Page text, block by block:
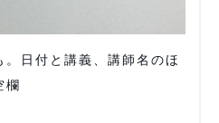
日付と講義、講師名のほ
欄